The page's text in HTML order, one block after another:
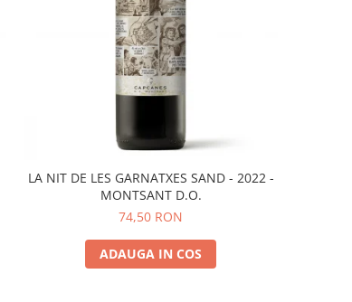
LA NIT DE LES GARNATXES SAND - 2022 -
MONTSANT D.O.
74,50 RON
ADAUGA IN COS